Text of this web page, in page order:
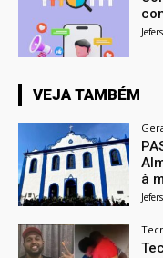
VEJA TAMBÉM
à